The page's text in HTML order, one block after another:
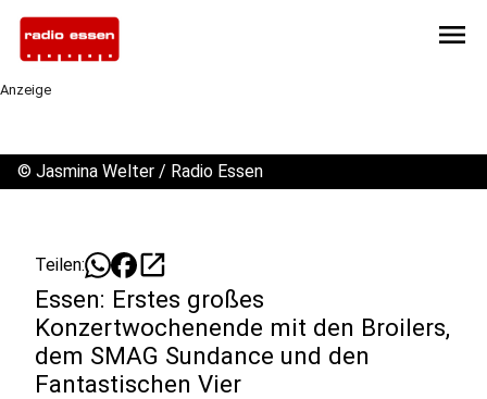
menu
Anzeige
© Jasmina Welter / Radio Essen
Teilen: open_in_new
Essen: Erstes großes
Konzertwochenende mit den Broilers,
dem SMAG Sundance und den
Fantastischen Vier